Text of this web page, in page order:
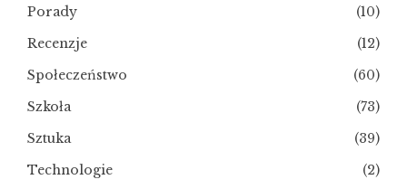
Porady
(10)
Recenzje
(12)
Społeczeństwo
(60)
Szkoła
(73)
Sztuka
(39)
Technologie
(2)